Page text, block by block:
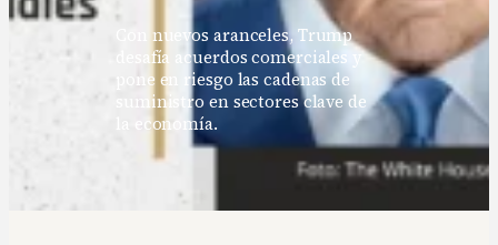
Con nuevos aranceles, Trump
desafía acuerdos comerciales y
pone en riesgo las cadenas de
suministro en sectores clave de
la economía.